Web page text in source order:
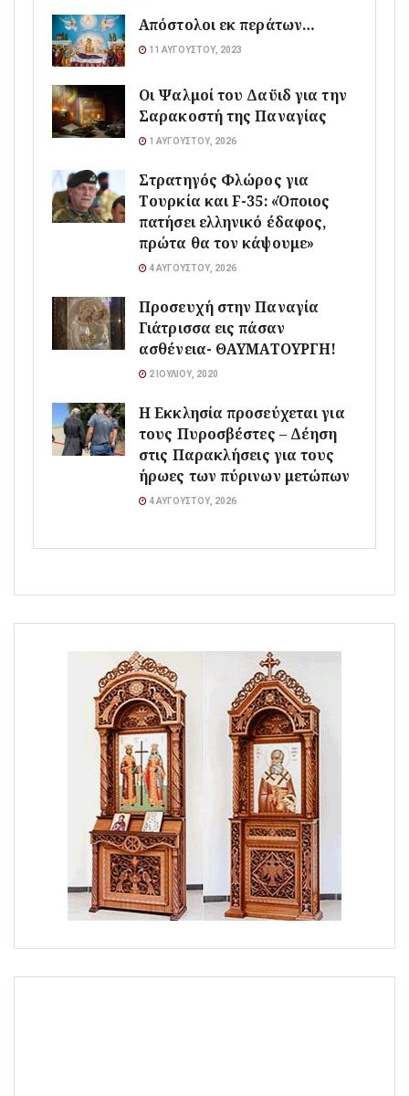
Απόστολοι εκ περάτων…
11 ΑΥΓΟΎΣΤΟΥ, 2023
Οι Ψαλμοί του Δαϋιδ για την
Σαρακοστή της Παναγίας
1 ΑΥΓΟΎΣΤΟΥ, 2026
Στρατηγός Φλώρος για
Τουρκία και F-35: «Όποιος
πατήσει ελληνικό έδαφος,
πρώτα θα τον κάψουμε»
4 ΑΥΓΟΎΣΤΟΥ, 2026
Προσευχή στην Παναγία
Γιάτρισσα εις πάσαν
ασθένεια- ΘΑΥΜΑΤΟΥΡΓΗ!
2 ΙΟΥΛΊΟΥ, 2020
Η Εκκλησία προσεύχεται για
τους Πυροσβέστες – Δέηση
στις Παρακλήσεις για τους
ήρωες των πύρινων μετώπων
4 ΑΥΓΟΎΣΤΟΥ, 2026